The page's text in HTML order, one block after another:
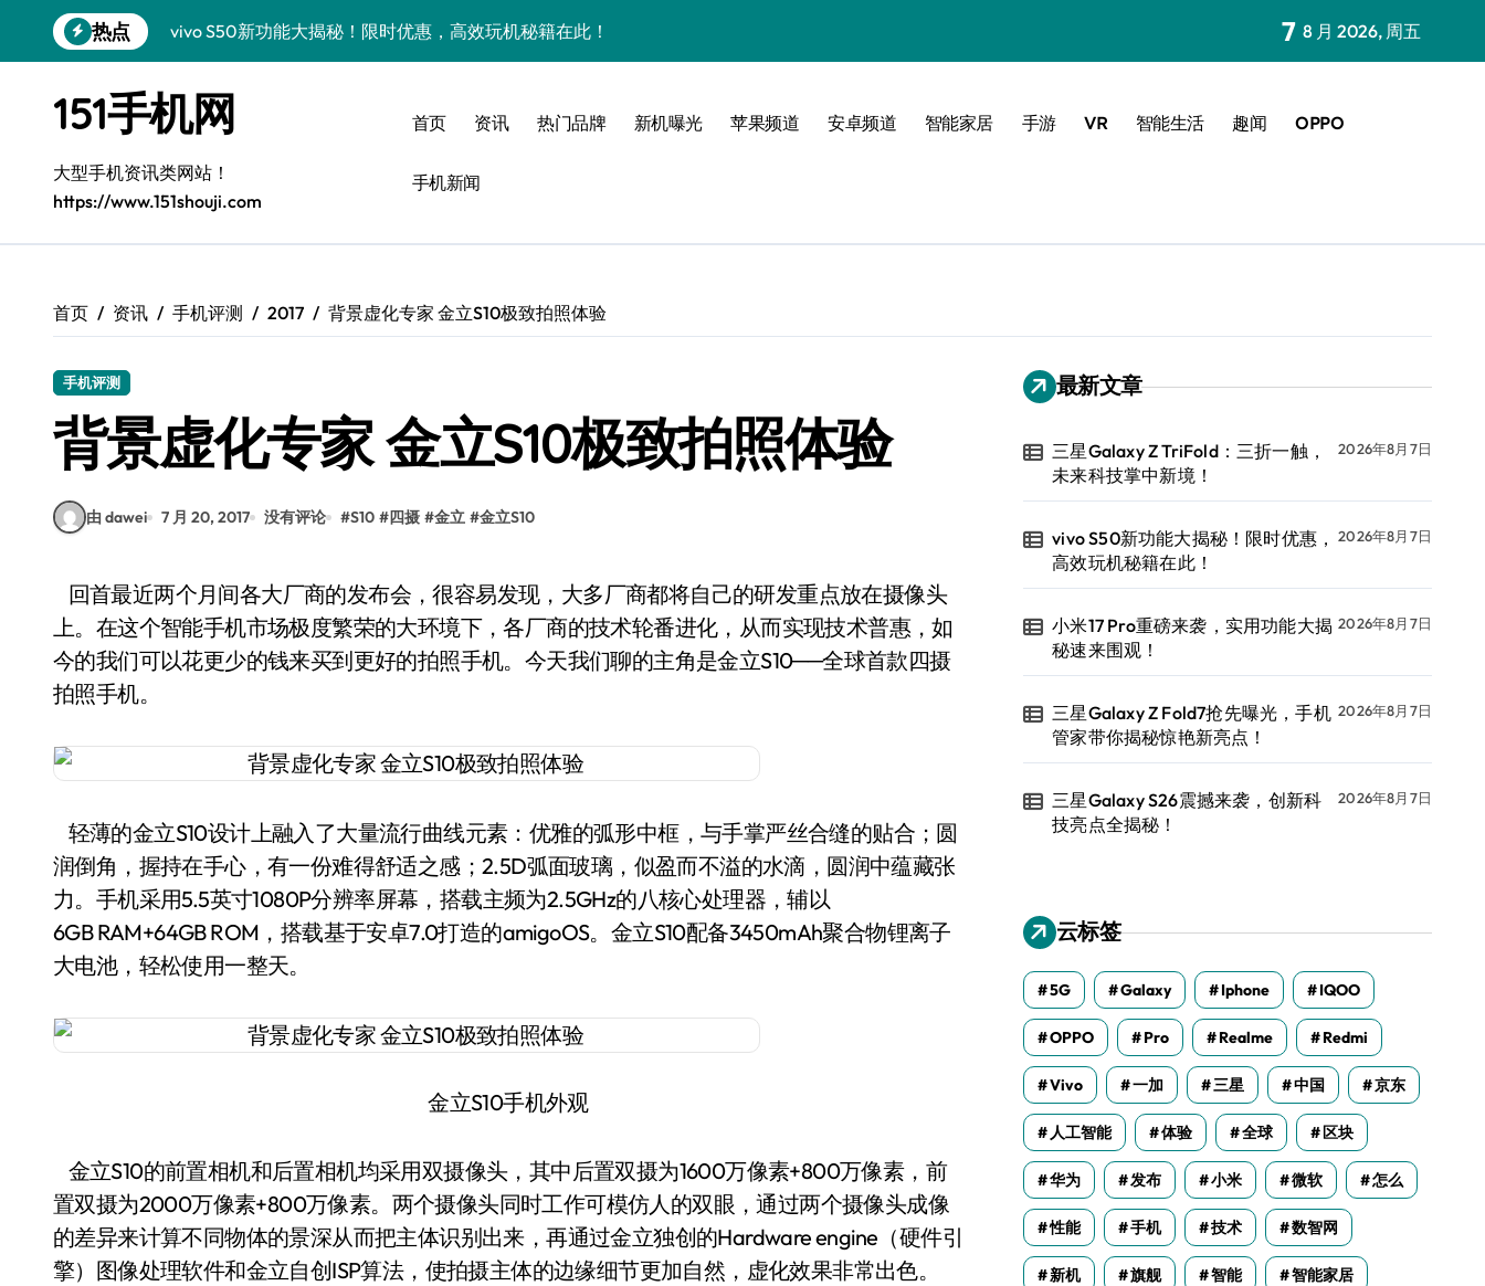
到
热点
vivo S50新功能大揭秘！限时优惠，高效玩机秘籍在此！
三星Galaxy Z Fold7抢先曝光，手机管家带你揭秘惊艳新亮点！
三星Galaxy S26震撼来袭，创新科技亮点全揭秘！
S25 Ultra颜值封神！定制主题潮爆登场
Galaxy S25+闪亮登场，这样美秒杀全场！
Galaxy S26+颜值爆升！机皇美颜秘籍大公开
三星Galaxy Z TriFold：三折一触，未来科技掌中新境！
7 8 月 2026, 周五
151手机网
大型手机资讯类网站！
https://www.151shouji.com
首页 资讯 热门品牌 新机曝光 苹果频道 安卓频道 智能家居 手游 VR 智能生活 趣闻 OPPO
手机新闻
首页 资讯 手机评测 2017 背景虚化专家 金立S10极致拍照体验
手机评测
背景虚化专家 金立S10极致拍照体验
由 dawei 7 月 20, 2017 没有评论 #S10 #四摄 #金立 #金立S10
回首最近两个月间各大厂商的发布会，很容易发现，大多厂商都将自己的研发重点放在摄像头
上。在这个智能手机市场极度繁荣的大环境下，各厂商的技术轮番进化，从而实现技术普惠，如
今的我们可以花更少的钱来买到更好的拍照手机。今天我们聊的主角是金立S10──全球首款四摄
拍照手机。
轻薄的金立S10设计上融入了大量流行曲线元素：优雅的弧形中框，与手掌严丝合缝的贴合；圆
润倒角，握持在手心，有一份难得舒适之感；2.5D弧面玻璃，似盈而不溢的水滴，圆润中蕴藏张
力。手机采用5.5英寸1080P分辨率屏幕，搭载主频为2.5GHz的八核心处理器，辅以
6GB RAM+64GB ROM，搭载基于安卓7.0打造的amigoOS。金立S10配备3450mAh聚合物锂离子
大电池，轻松使用一整天。
金立S10手机外观
金立S10的前置相机和后置相机均采用双摄像头，其中后置双摄为1600万像素+800万像素，前
置双摄为2000万像素+800万像素。两个摄像头同时工作可模仿人的双眼，通过两个摄像头成像
的差异来计算不同物体的景深从而把主体识别出来，再通过金立独创的Hardware engine（硬件引
擎）图像处理软件和金立自创ISP算法，使拍摄主体的边缘细节更加自然，虚化效果非常出色。
最新文章
三星Galaxy Z TriFold：三折一触，
未来科技掌中新境！
2026年8月7日
vivo S50新功能大揭秘！限时优惠，
高效玩机秘籍在此！
2026年8月7日
小米17 Pro重磅来袭，实用功能大揭
秘速来围观！
2026年8月7日
三星Galaxy Z Fold7抢先曝光，手机
管家带你揭秘惊艳新亮点！
2026年8月7日
三星Galaxy S26震撼来袭，创新科
技亮点全揭秘！
2026年8月7日
云标签
5G Galaxy Iphone IQOO
OPPO Pro Realme Redmi
Vivo 一加 三星 中国 京东
人工智能 体验 全球 区块
华为 发布 小米 微软 怎么
性能 手机 技术 数智网
新机 旗舰 智能 智能家居